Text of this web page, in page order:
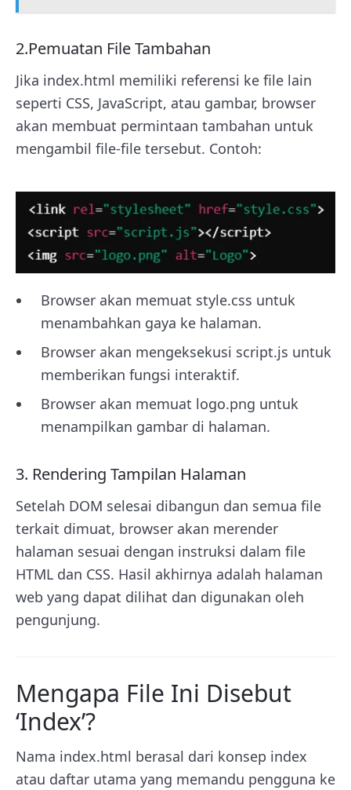
2.Pemuatan File Tambahan
Jika index.html memiliki referensi ke file lain
seperti CSS, JavaScript, atau gambar, browser
akan membuat permintaan tambahan untuk
mengambil file-file tersebut. Contoh:
Browser akan memuat style.css untuk
menambahkan gaya ke halaman.
Browser akan mengeksekusi script.js untuk
memberikan fungsi interaktif.
Browser akan memuat logo.png untuk
menampilkan gambar di halaman.
3. Rendering Tampilan Halaman
Setelah DOM selesai dibangun dan semua file
terkait dimuat, browser akan merender
halaman sesuai dengan instruksi dalam file
HTML dan CSS. Hasil akhirnya adalah halaman
web yang dapat dilihat dan digunakan oleh
pengunjung.
Mengapa File Ini Disebut
‘Index’?
Nama index.html berasal dari konsep index
atau daftar utama yang memandu pengguna ke